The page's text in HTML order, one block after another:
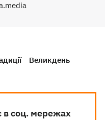
Великдень
в соц. мережах